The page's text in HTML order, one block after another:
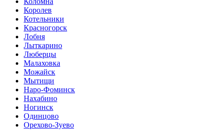
Королев
Котельники
Красногорск
Лобня
Лыткарино
Люберцы
Малаховка
Можайск
Мытищи
Наро-Фоминск
Нахабино
Ногинск
Одинцово
Орехово-Зуево